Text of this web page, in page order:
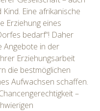
Eine afrikanische
Erziehung eines
bedarf“! Daher
Angebote in der
Erziehungsarbeit
die bestmöglichen
Aufwachsen schaffen.
–